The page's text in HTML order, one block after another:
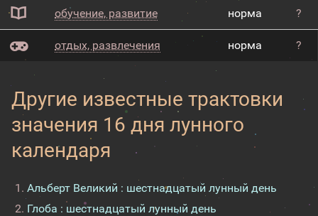
обучение, развитие норма ?
отдых, развлечения норма ?
Другие известные трактовки
значения 16 дня лунного
календаря
Альберт Великий : шестнадцатый лунный день
Глоба : шестнадцатый лунный день